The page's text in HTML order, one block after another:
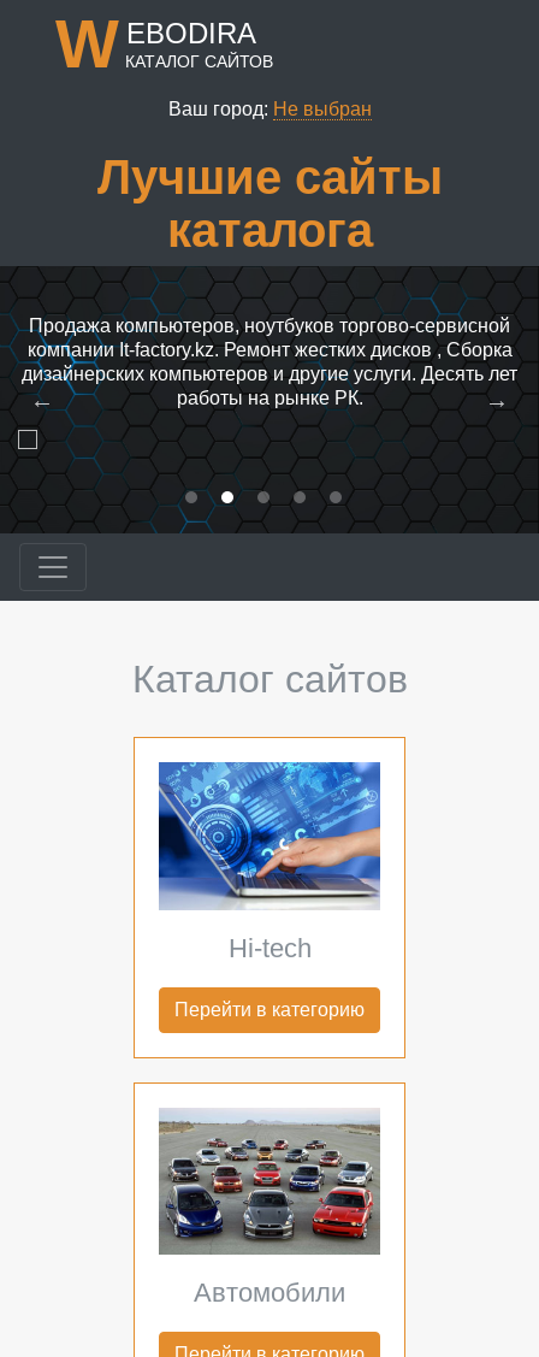
W EBODIRA
КАТАЛОГ САЙТОВ
Ваш город: Не выбран
Лучшие сайты
каталога
Продажа компьютеров, ноутбуков торгово-сервисной
компании It-factory.kz. Ремонт жестких дисков , Сборка
дизайнерских компьютеров и другие услуги. Десять лет
работы на рынке РК.
Каталог сайтов
Hi-tech
Перейти в категорию
Автомобили